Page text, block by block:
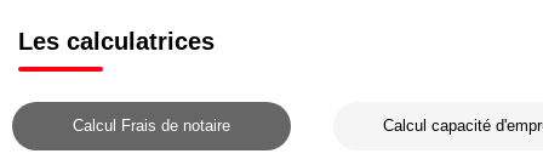
Les calculatrices
Calcul Frais de notaire Calcul capacité